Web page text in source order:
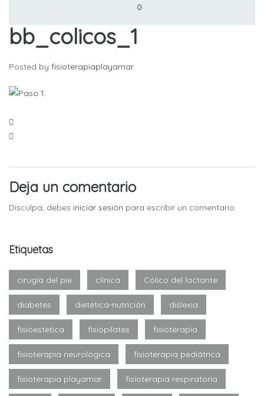
0
bb_colicos_1
Posted by fisioterapiaplayamar
Deja un comentario
Disculpa, debes iniciar sesión para escribir un comentario.
Etiquetas
cirugía del pie clínica Cólico del lactante
diabetes dietética-nutrición dislexia
fisioestetica fisiopilates fisioterapia
fisioterapia neurológica fisioterapia pediátrica
fisioterapia playamar fisioterapia respiratoria